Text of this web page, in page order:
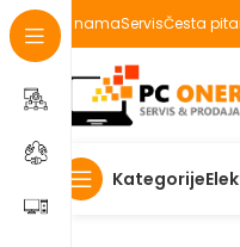
O namaServisČesta
Kategorije
Početna